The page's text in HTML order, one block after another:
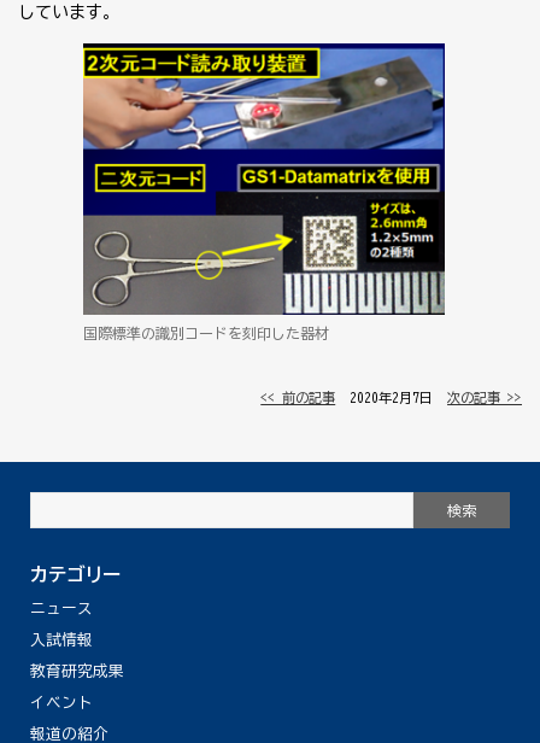
しています。
国際標準の識別コードを刻印した器材
<< 前の記事 │ 2020年2月7日 │次の記事 >>
カテゴリー
ニュース
入試情報
教育研究成果
イベント
報道の紹介